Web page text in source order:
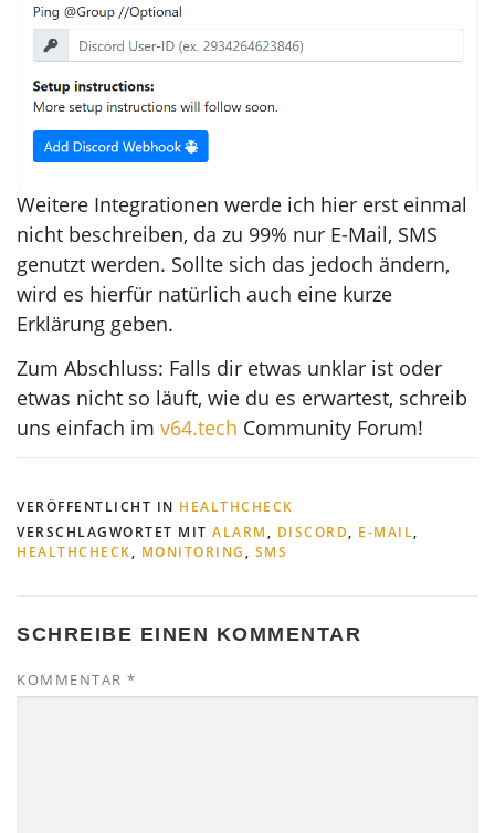
Weitere Integrationen werde ich hier erst einmal
nicht beschreiben, da zu 99% nur E-Mail, SMS
genutzt werden. Sollte sich das jedoch ändern,
wird es hierfür natürlich auch eine kurze
Erklärung geben.
Zum Abschluss: Falls dir etwas unklar ist oder
etwas nicht so läuft, wie du es erwartest, schreib
uns einfach im v64.tech Community Forum!
VERÖFFENTLICHT IN HEALTHCHECK
VERSCHLAGWORTET MIT ALARM, DISCORD, E-MAIL,
HEALTHCHECK, MONITORING, SMS
SCHREIBE EINEN KOMMENTAR
KOMMENTAR *